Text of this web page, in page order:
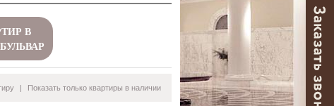
В
| Показать только квартиры в наличии